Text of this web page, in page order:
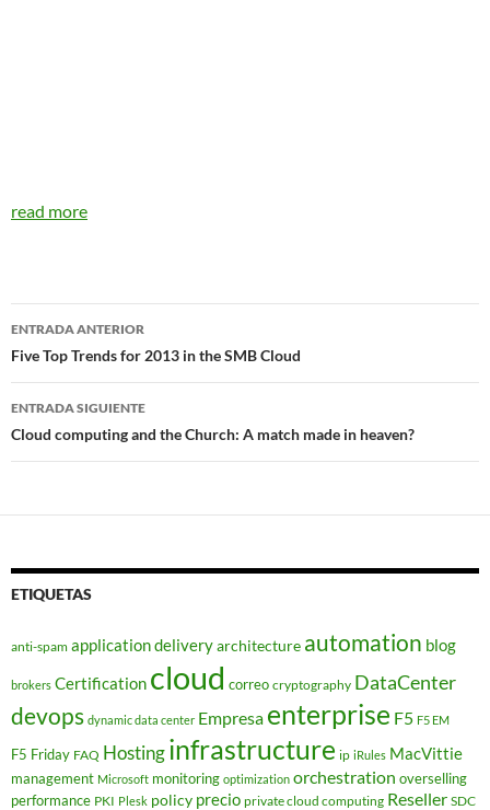
read more
Navegador
de
entradas
ENTRADA ANTERIOR
Five Top Trends for 2013 in the SMB Cloud
ENTRADA SIGUIENTE
Cloud computing and the Church: A match made in heaven?
ETIQUETAS
anti-spam application deliveryarchitecture automation blog
brokers Certification cloud correo cryptography DataCenter
devops dynamic data center Empresa enterprise F5 F5 EM
F5 Friday FAQ Hostinginfrastructure ip iRules MacVittie
management Microsoft monitoring optimization orchestration overselling
performance PKI Plesk policy precio private cloud computing Reseller SDC